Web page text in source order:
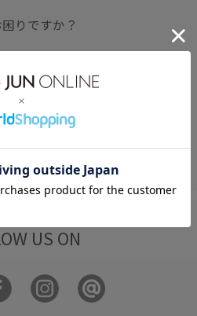
りですか？
お問い合わせ
フォーム
US ON